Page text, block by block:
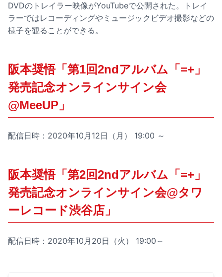
DVDのトレイラー映像がYouTubeで公開された。トレイ
ラーではレコーディングやミュージックビデオ撮影などの
様子を観ることができる。
阪本奨悟「第1回2ndアルバム「=+」
発売記念オンラインサイン会
@MeeUP」
配信日時：2020年10月12日（月） 19:00 ～
阪本奨悟「第2回2ndアルバム「=+」
発売記念オンラインサイン会@タワ
ーレコード渋谷店」
配信日時：2020年10月20日（火） 19:00～